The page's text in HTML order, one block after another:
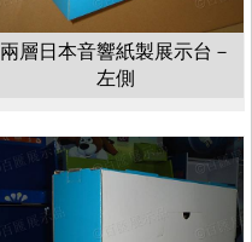
兩層日本音響紙製展示台－
左側